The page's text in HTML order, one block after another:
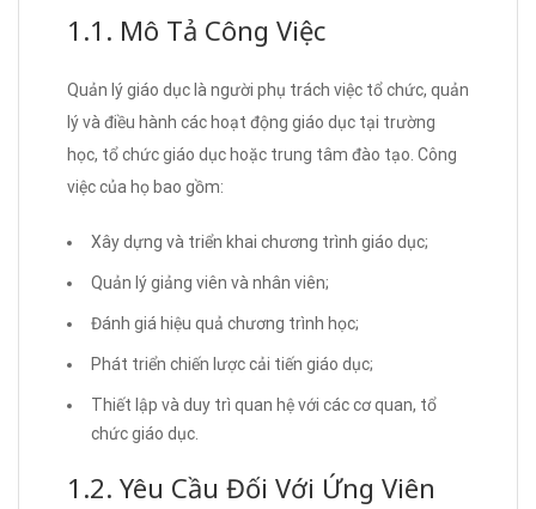
1.1. Mô Tả Công Việc
Quản lý giáo dục là người phụ trách việc tổ chức, quản
lý và điều hành các hoạt động giáo dục tại trường
học, tổ chức giáo dục hoặc trung tâm đào tạo. Công
việc của họ bao gồm:
Xây dựng và triển khai chương trình giáo dục;
Quản lý giảng viên và nhân viên;
Đánh giá hiệu quả chương trình học;
Phát triển chiến lược cải tiến giáo dục;
Thiết lập và duy trì quan hệ với các cơ quan, tổ
chức giáo dục.
1.2. Yêu Cầu Đối Với Ứng Viên